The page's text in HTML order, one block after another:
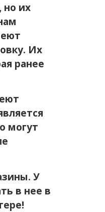
но их
Их
ранее
могут
У
в нее в